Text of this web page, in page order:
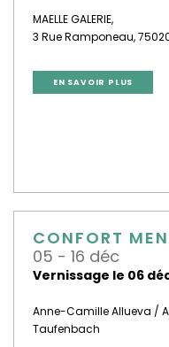
MAELLE GALERIE,
3 Rue Ramponeau,
EN SAVOIR PLUS
CONFORT
05 - 16 déc
Vernissage le 06
Anne-Camille Allueva /
Taufenbach